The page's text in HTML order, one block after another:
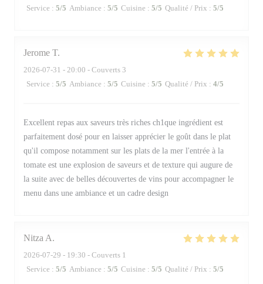
Service : 5/5 Ambiance : 5/5 Cuisine : 5/5 Qualité / Prix : 5/5
Jerome T
2026-07-31 - 20:00 - Couverts 3
Service : 5/5 Ambiance : 5/5 Cuisine : 5/5 Qualité / Prix : 4/5
Excellent repas aux saveurs très riches ch1que ingrédient est
parfaitement dosé pour en laisser apprécier le goût dans le plat
qu'il compose notamment sur les plats de la mer l'entrée à la
tomate est une explosion de saveurs et de texture qui augure de
la suite avec de belles découvertes de vins pour accompagner le
menu dans une ambiance et un cadre design
Nitza A
2026-07-29 - 19:30 - Couverts 1
Service : 5/5 Ambiance : 5/5 Cuisine : 5/5 Qualité / Prix : 5/5